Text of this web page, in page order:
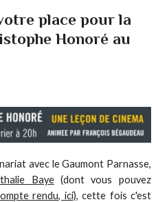
place pour la
Honoré au
avec le Gaumont Parnasse,
Baye(dont vous pouvez
rendu, ici), cette fois c'est